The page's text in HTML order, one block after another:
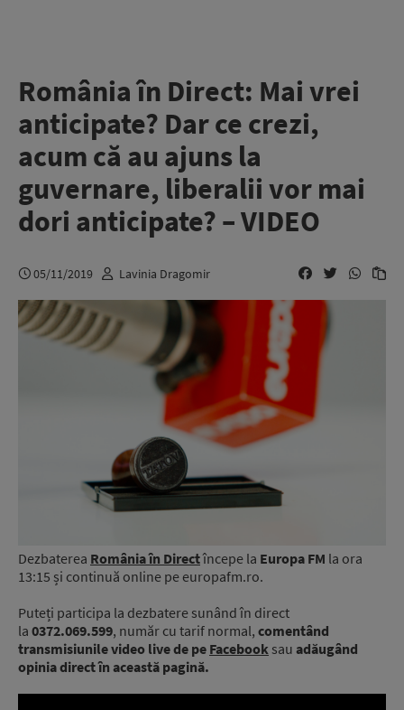
România în Direct: Mai vrei
anticipate? Dar ce crezi,
acum că au ajuns la
guvernare, liberalii vor mai
dori anticipate? – VIDEO
05/11/2019 Lavinia Dragomir
Dezbaterea România în Directîncepe la Europa FM la ora
13:15 și continuă online pe europafm.ro.
Puteți participa la dezbatere sunând în direct
la 0372.069.599, număr cu tarif normal, comentând
transmisiunile video live de pe Facebook sau adăugând
opinia direct în această pagină.